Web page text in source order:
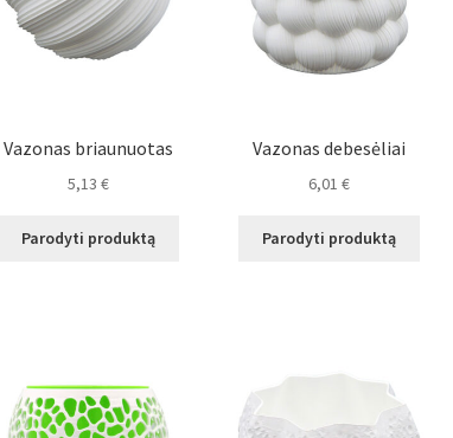
Vazonas briaunuotas
5,13 €
Parodyti produktą
Vazonas debesėliai
6,01 €
Parodyti produktą